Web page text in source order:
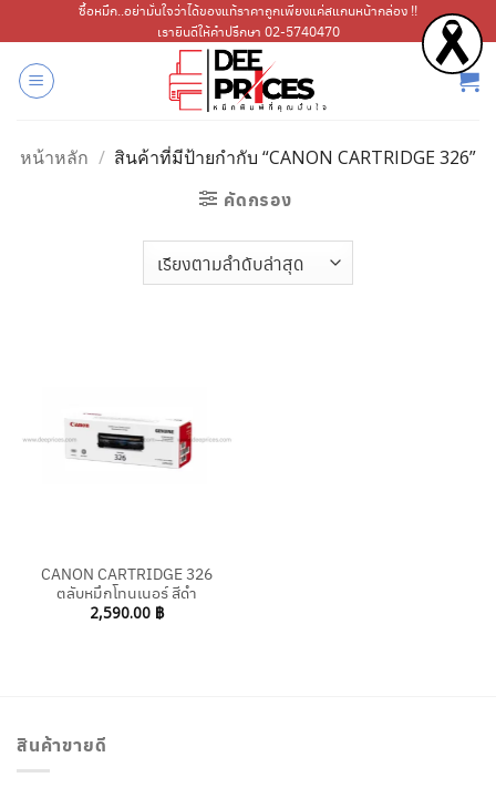
ไป
เนื้อหา
ซื้อหมึก..อย่ามั่นใจว่าได้ของแท้ราคาถูกเพียงแค่สแกนหน้ากล่อง !!
เรายินดีให้คำปรึกษา 02-5740470
หน้าหลัก / สินค้าที่มีป้ายกำกับ “CANON CARTRIDGE 326”
คัดกรอง
CANON CARTRIDGE 326
ตลับหมึกโทนเนอร์ สีดำ
2,590.00 ฿
สินค้าขายดี